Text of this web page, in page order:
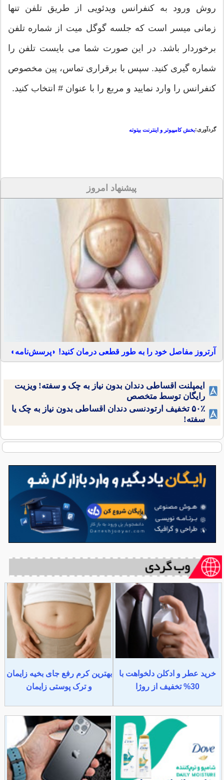
روش ورود به کنفرانس ویدئویی از طریق تلفن تنها
زمانی میسر است که جلسه گوگل میت از شماره تلفن
برخوردار باشد. در این صورت شما می بایست تلفن را
شماره گیری کنید. سپس با برقراری تماس، پین مخصوص
کنفرانس را وارد نمایید و مربع را با عنوان # انتخاب کنید.
گردآوری:بخش کامپیوتر و اینترنت بیتوته
پیشنهاد امروز
آرتروز مفاصل خود را به طور قطعی درمان کنید! ◗پرسش‌نامه◖
ایمپلنت اقساطی دندان بدون نیاز به چک و سفته! ویزیت
رایگان توسط متخصص
۵۰٪ تخفیف ارتودنسی دندان اقساطی بدون نیاز به چک یا
سفته!
خرید عطر و ادکلن دلخواهت با
30% تخفیف از روژا
بهترین کرم رفع جای بخیه زایمان
و ترک پوستی زایمان